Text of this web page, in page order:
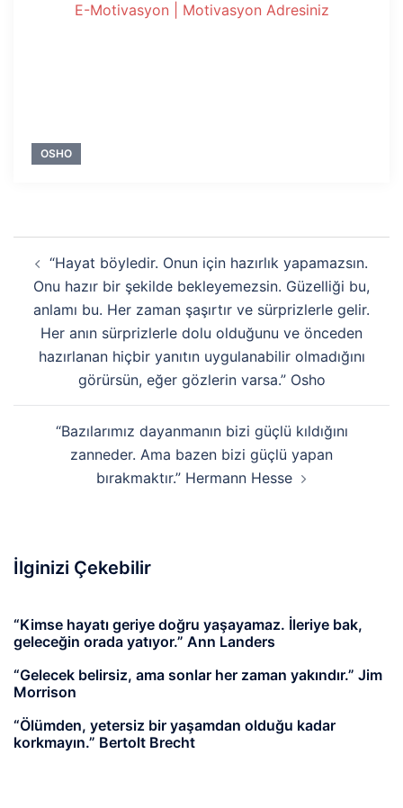
E-Motivasyon | Motivasyon Adresiniz
OSHO
dolaşımı
“Hayat böyledir. Onun için hazırlık yapamazsın.
Onu hazır bir şekilde bekleyemezsin. Güzelliği bu,
anlamı bu. Her zaman şaşırtır ve sürprizlerle gelir.
Her anın sürprizlerle dolu olduğunu ve önceden
hazırlanan hiçbir yanıtın uygulanabilir olmadığını
görürsün, eğer gözlerin varsa.” Osho
“Bazılarımız dayanmanın bizi güçlü kıldığını
zanneder. Ama bazen bizi güçlü yapan
bırakmaktır.” Hermann Hesse
İlginizi Çekebilir
“Kimse hayatı geriye doğru yaşayamaz. İleriye bak,
geleceğin orada yatıyor.” Ann Landers
“Gelecek belirsiz, ama sonlar her zaman yakındır.” Jim
Morrison
“Ölümden, yetersiz bir yaşamdan olduğu kadar
korkmayın.” Bertolt Brecht